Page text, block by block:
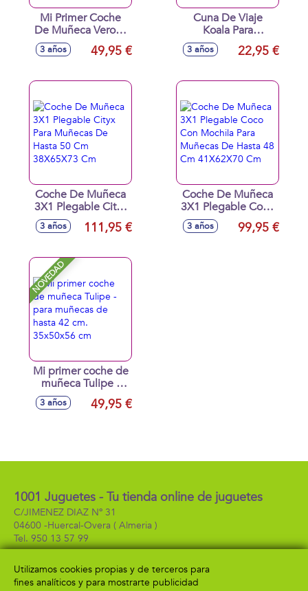
Mi Primer Coche
De Muñeca Verona
Para Muñecas De
Hasta 42
3 años 49,95 €
Cuna De Viaje
Koala Para
Muñecas De Hasta
46 Cm.50X29X30
3 años 22,95 €
Coche De Muñeca
3X1 Plegable Cityx
Para Muñecas De
Hasta 50 Cm
3 años 111,95 €
Coche De Muñeca
3X1 Plegable Coco
Con Mochila Para
Muñecas De Hasta
3 años 99,95 €
NOVEDAD
Mi primer coche de
muñeca Tulipe -
para muñecas de
hasta 42 cm.
3 años 49,95 €
1001 Juguetes - Tu tienda online de juguetes
C/JIMENEZ DIAZ Nº 31
04600 -Huercal-Overa ( Almeria )
950 13 57 99
Utilizamos cookies propias y de terceros para
fines analíticos y para mostrarte publicidad